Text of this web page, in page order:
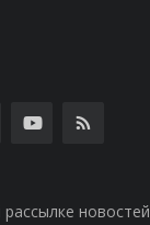
новостей